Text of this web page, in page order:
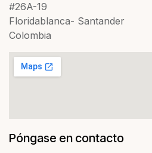
#26A-19
Floridablanca- Santander
Colombia
Póngase en contacto